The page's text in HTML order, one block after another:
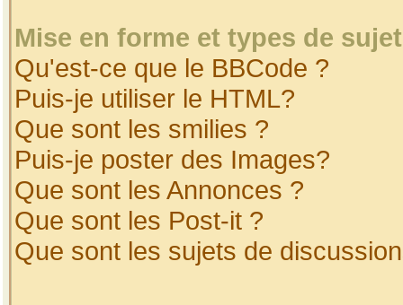
Mise en forme et types de
Qu'est-ce que le BBCode ?
Puis-je utiliser le HTML?
Que sont les smilies ?
Puis-je poster des Images?
Que sont les Annonces ?
Que sont les Post-it ?
Que sont les sujets de